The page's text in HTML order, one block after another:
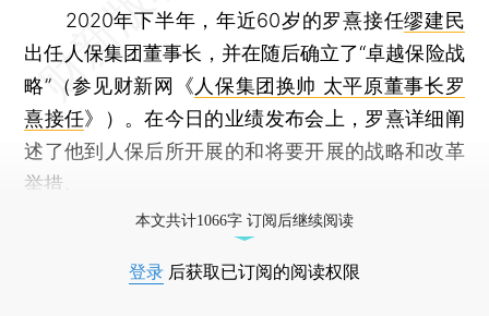
2020年下半年，年近60岁的罗熹接任缪建民
出任人保集团董事长，并在随后确立了“卓越保险战
略”（参见财新网《 人保集团换帅 太平原董事长罗
熹接任》）。在今日的业绩发布会上，罗熹详细阐
述了他到人保后所开展的和将要开展的战略和改革
举措。
本文共计1066字 订阅后继续阅读
登录 后获取已订阅的阅读权限